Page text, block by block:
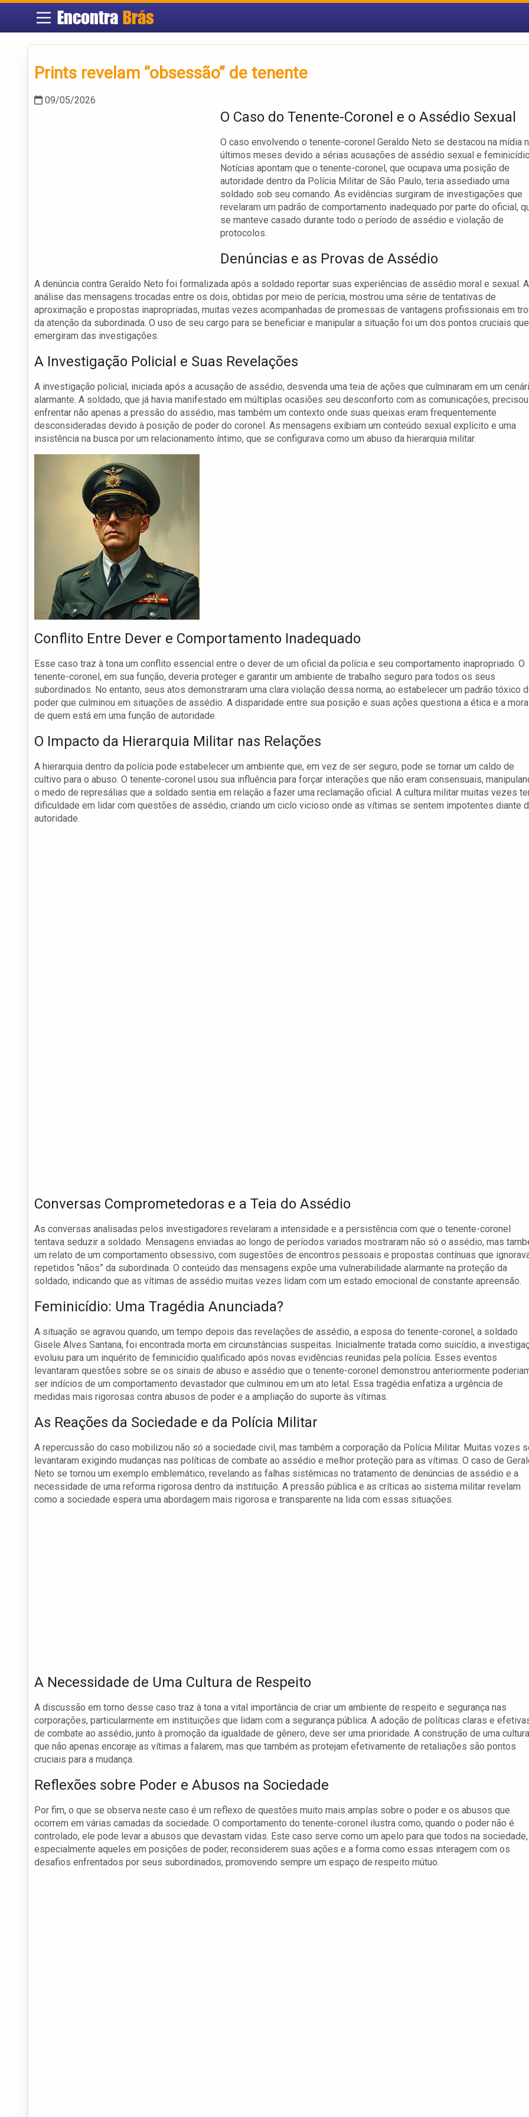
EncontraBrás
Prints revelam “obsessão” de tenente
09/05/2026
O Caso do Tenente-Coronel e o Assédio Sexual
O caso envolvendo o tenente-coronel Geraldo Neto se destacou na mídia
últimos meses devido a sérias acusações de assédio sexual e
Notícias apontam que o tenente-coronel, que ocupava uma posição de
autoridade dentro da Polícia Militar de São Paulo, teria assediado uma
soldado sob seu comando. As evidências surgiram de investigações que
revelaram um padrão de comportamento inadequado por parte do oficial,
se manteve casado durante todo o período de assédio e violação de
protocolos.
Denúncias e as Provas de Assédio
A denúncia contra Geraldo Neto foi formalizada após a soldado reportar suas experiências de assédio moral e sexual. A
análise das mensagens trocadas entre os dois, obtidas por meio de perícia, mostrou uma série de tentativas de
aproximação e propostas inapropriadas, muitas vezes acompanhadas de promessas de vantagens profissionais em
da atenção da subordinada. O uso de seu cargo para se beneficiar e manipular a situação foi um dos pontos cruciais que
emergiram das investigações.
A Investigação Policial e Suas Revelações
A investigação policial, iniciada após a acusação de assédio, desvenda uma teia de ações que culminaram em um
alarmante. A soldado, que já havia manifestado em múltiplas ocasiões seu desconforto com as comunicações, precisou
enfrentar não apenas a pressão do assédio, mas também um contexto onde suas queixas eram frequentemente
desconsideradas devido à posição de poder do coronel. As mensagens exibiam um conteúdo sexual explícito e uma
insistência na busca por um relacionamento íntimo, que se configurava como um abuso da hierarquia militar.
Conflito Entre Dever e Comportamento Inadequado
Esse caso traz à tona um conflito essencial entre o dever de um oficial da polícia e seu comportamento inapropriado. O
tenente-coronel, em sua função, deveria proteger e garantir um ambiente de trabalho seguro para todos os seus
subordinados. No entanto, seus atos demonstraram uma clara violação dessa norma, ao estabelecer um padrão tóxico
poder que culminou em situações de assédio. A disparidade entre sua posição e suas ações questiona a ética e a
de quem está em uma função de autoridade.
O Impacto da Hierarquia Militar nas Relações
A hierarquia dentro da polícia pode estabelecer um ambiente que, em vez de ser seguro, pode se tornar um caldo de
cultivo para o abuso. O tenente-coronel usou sua influência para forçar interações que não eram consensuais,
o medo de represálias que a soldado sentia em relação a fazer uma reclamação oficial. A cultura militar muitas vezes
dificuldade em lidar com questões de assédio, criando um ciclo vicioso onde as vítimas se sentem impotentes diante
autoridade.
Conversas Comprometedoras e a Teia do Assédio
As conversas analisadas pelos investigadores revelaram a intensidade e a persistência com que o tenente-coronel
tentava seduzir a soldado. Mensagens enviadas ao longo de períodos variados mostraram não só o assédio, mas
um relato de um comportamento obsessivo, com sugestões de encontros pessoais e propostas contínuas que
repetidos “nãos” da subordinada. O conteúdo das mensagens expõe uma vulnerabilidade alarmante na proteção da
soldado, indicando que as vítimas de assédio muitas vezes lidam com um estado emocional de constante apreensão.
Feminicídio: Uma Tragédia Anunciada?
A situação se agravou quando, um tempo depois das revelações de assédio, a esposa do tenente-coronel, a soldado
Gisele Alves Santana, foi encontrada morta em circunstâncias suspeitas. Inicialmente tratada como suicídio, a
evoluiu para um inquérito de feminicídio qualificado após novas evidências reunidas pela polícia. Esses eventos
levantaram questões sobre se os sinais de abuso e assédio que o tenente-coronel demonstrou anteriormente
ser indícios de um comportamento devastador que culminou em um ato letal. Essa tragédia enfatiza a urgência de
medidas mais rigorosas contra abusos de poder e a ampliação do suporte às vítimas.
As Reações da Sociedade e da Polícia Militar
A repercussão do caso mobilizou não só a sociedade civil, mas também a corporação da Polícia Militar. Muitas vozes
levantaram exigindo mudanças nas políticas de combate ao assédio e melhor proteção para as vítimas. O caso de
Neto se tornou um exemplo emblemático, revelando as falhas sistêmicas no tratamento de denúncias de assédio e a
necessidade de uma reforma rigorosa dentro da instituição. A pressão pública e as críticas ao sistema militar revelam
como a sociedade espera uma abordagem mais rigorosa e transparente na lida com essas situações.
A Necessidade de Uma Cultura de Respeito
A discussão em torno desse caso traz à tona a vital importância de criar um ambiente de respeito e segurança nas
corporações, particularmente em instituições que lidam com a segurança pública. A adoção de políticas claras e
de combate ao assédio, junto à promoção da igualdade de gênero, deve ser uma prioridade. A construção de uma cultura
que não apenas encoraje as vítimas a falarem, mas que também as protejam efetivamente de retaliações são pontos
cruciais para a mudança.
Reflexões sobre Poder e Abusos na Sociedade
Por fim, o que se observa neste caso é um reflexo de questões muito mais amplas sobre o poder e os abusos que
ocorrem em várias camadas da sociedade. O comportamento do tenente-coronel ilustra como, quando o poder não é
controlado, ele pode levar a abusos que devastam vidas. Este caso serve como um apelo para que todos na sociedade,
especialmente aqueles em posições de poder, reconsiderem suas ações e a forma como essas interagem com os
desafios enfrentados por seus subordinados, promovendo sempre um espaço de respeito mútuo.